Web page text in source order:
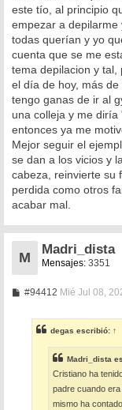
este tío, al principio
empezar a
todas querían y yo
cuenta que se me
tema depilacion y tal,
el día de hoy, más
tengo ganas de ir al
una colleja y me
entonces ya me
Mejor seguir el
se dan a los vicios y
cabeza, reinvierte su
perdida como otros
acabar mal.
M
Madri_dista
Mensajes: 3351
#94412M
a
j
e
Mié Jul 08,
degas escribió: ↑
Madri_dista
Cristiano ha
padre cuando
mismo ha